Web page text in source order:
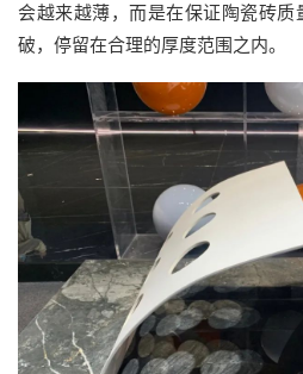
会越来越薄，而是在保证陶瓷砖
破，停留在合理的厚度范围之内。